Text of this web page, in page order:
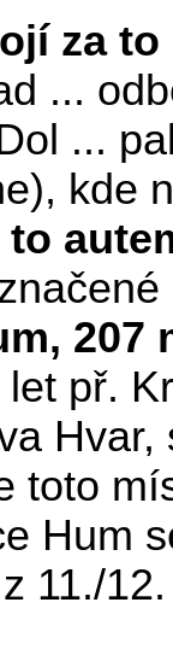
za to
...
...
kde
207
př.
toto
Hum
11./